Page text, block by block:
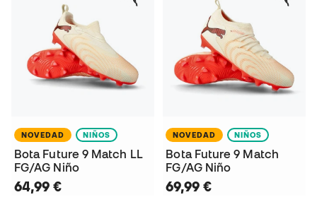
NOVEDAD NIÑOS
Bota Future 9 Match LL
FG/AG Niño
64,99 €
NOVEDAD NIÑOS
Bota Future 9 Match
FG/AG Niño
69,99 €